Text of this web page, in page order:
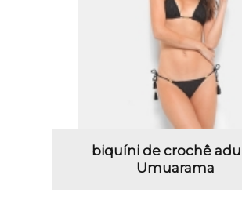
biquíni de crochê
Umuarama